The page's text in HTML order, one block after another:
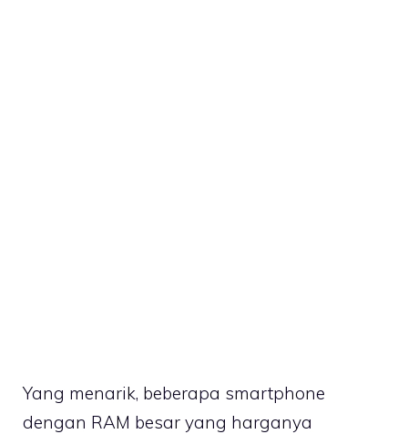
Yang menarik, beberapa smartphone
dengan RAM besar yang harganya